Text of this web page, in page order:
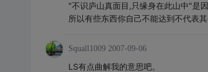
"不识庐山真面目,只缘身在此山中"是
所以有些东西你自己不能达到不代表
Squall1009 2007-09-06
LS有点曲解我的意思吧。